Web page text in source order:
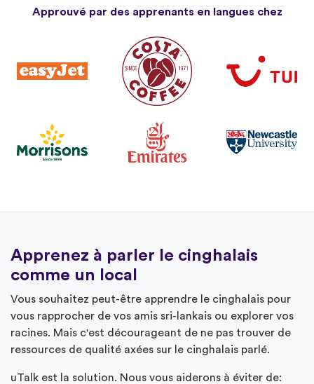
Approuvé par des apprenants en langues chez
Apprenez à parler le cinghalais
comme un local
Vous souhaitez peut-être apprendre le cinghalais pour
vous rapprocher de vos amis sri-lankais ou explorer vos
racines. Mais c'est décourageant de ne pas trouver de
ressources de qualité axées sur le cinghalais parlé.
uTalk est la solution. Nous vous aiderons à éviter de: